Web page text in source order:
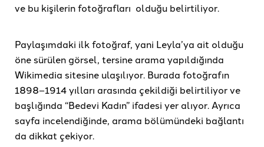
ve bu kişilerin fotoğrafları olduğu belirtiliyor.
Paylaşımdaki ilk fotoğraf, yani Leyla’ya ait olduğu
öne sürülen görsel, tersine arama yapıldığında
Wikimedia sitesine ulaşılıyor. Burada fotoğrafın
1898–1914 yılları arasında çekildiği belirtiliyor ve
başlığında “Bedevi Kadın” ifadesi yer alıyor. Ayrıca
sayfa incelendiğinde, arama bölümündeki bağlantı
da dikkat çekiyor.